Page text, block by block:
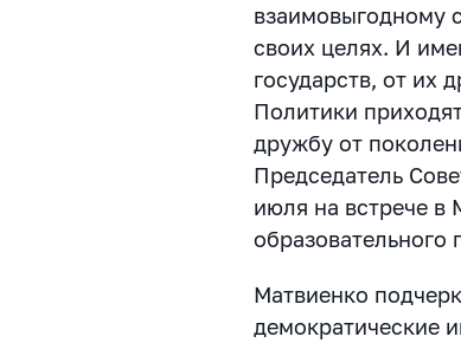
взаимовыгодному
своих целях. И
государств, от их
Политики
дружбу от
Председатель
июля на встрече в
образовательного
Матвиенко
демократические